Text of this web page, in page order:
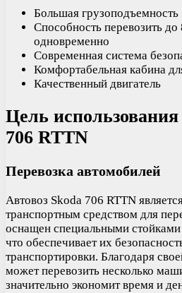
Большая грузоподъемность
Способность перевозить
одновременно
Современная система
Комфортабельная кабина
Качественный двигатель
Цель использования
706 RTTN
Перевозка автомобилей
Автовоз Skoda 706 RTTN
транспортным средством для
оснащен специальными
что обеспечивает их
транспортировки. Благодаря
может перевозить несколько
значительно экономит время и